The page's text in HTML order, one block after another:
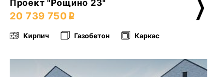
Проект "Рощино 23"
20 739 750
Кирпич Газобетон Каркас